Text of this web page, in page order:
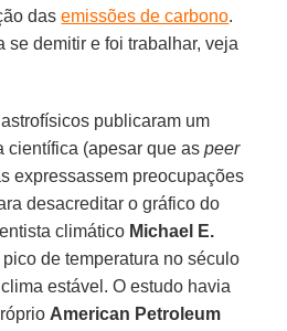
dasemissões de carbono.
se demitir e foi trabalhar, veja
publicaram um
científica (apesar que aspeer
expressassem preocupações
desacreditar o gráfico do
climático Michael E.
de temperatura no século
estável. O estudo havia
American Petroleum